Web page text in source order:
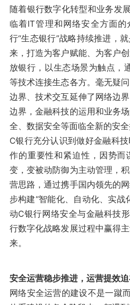
随着银行数字化转型和业务发
临着IT管理和网络安全方面
行“生态银行”战略持续推进，
来，打造为客户赋能、为客户
放银行，以生态场景为触点，
等技术连接生态各方。毫无疑
边界、技术交互延伸了网络边
边界，金融科技的运用和业务
全、数据安全等面临全新的安全
C银行充分认识到做好金融科
作的重要性和紧迫性，因势而
变，变被动防御为主动管理，
营思路，通过携手国内领先的
步构建“智能化、自动化、实战
动C银行网络安全与金融科技
行数字化战略发展过程中赢得
来。
安全运营稳步推进，运营提效
网络安全运营的建设不是一蹴